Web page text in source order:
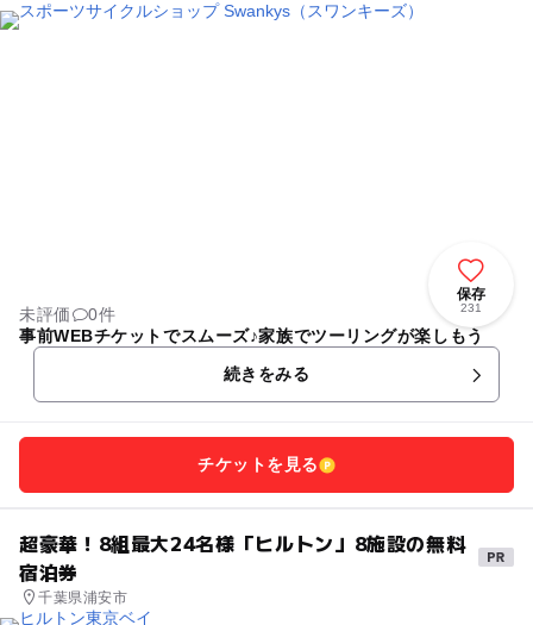
保存
231
未評価
0件
事前WEBチケットでスムーズ♪家族でツーリングが楽しもう
続きをみる
チケットを見る
超豪華！8組最大24名様「ヒルトン」8施設の無料
宿泊券
千葉県浦安市